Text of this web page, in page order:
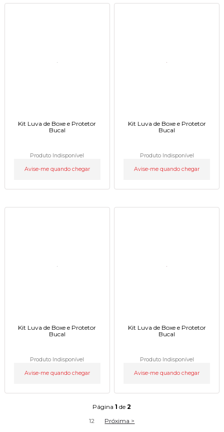
Kit Luva de Boxe e Protetor
Bucal
Produto Indisponível
Avise-me quando chegar
Kit Luva de Boxe e Protetor
Bucal
Produto Indisponível
Avise-me quando chegar
Kit Luva de Boxe e Protetor
Bucal
Produto Indisponível
Avise-me quando chegar
Kit Luva de Boxe e Protetor
Bucal
Produto Indisponível
Avise-me quando chegar
Página1 de2
12 Próxima >